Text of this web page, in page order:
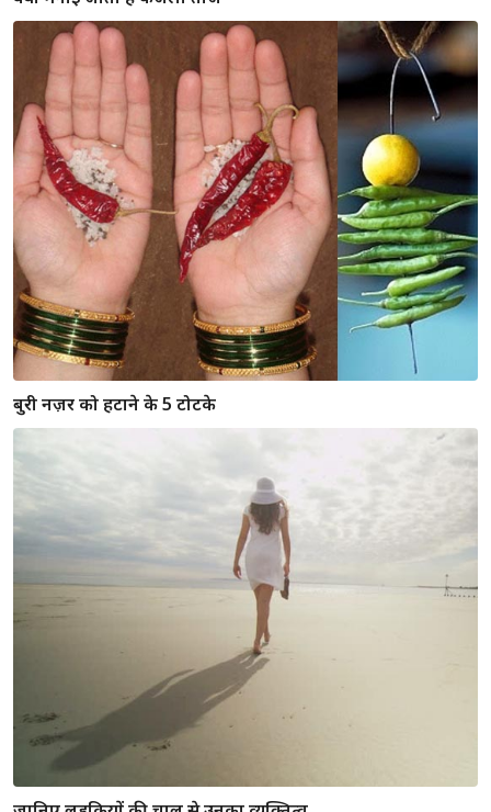
बुरी नज़र को हटाने के 5 टोटके
जानिए लडकियों की चाल से उनका व्यक्तित्व